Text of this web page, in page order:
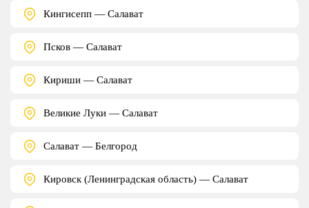
Кингисепп — Салават
Псков — Салават
Кириши — Салават
Великие Луки — Салават
Салават — Белгород
Кировск (Ленинградская область) — Салават